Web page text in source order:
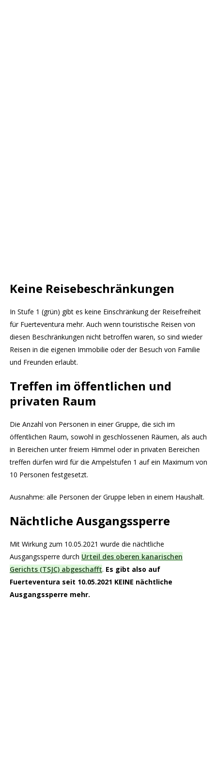
Keine Reisebeschränkungen
In Stufe 1 (grün) gibt es keine Einschränkung der Reisefreiheit
für Fuerteventura mehr. Auch wenn touristische Reisen von
diesen Beschränkungen nicht betroffen waren, so sind wieder
Reisen in die eigenen Immobilie oder der Besuch von Familie
und Freunden erlaubt.
Treffen im öffentlichen und
privaten Raum
Die Anzahl von Personen in einer Gruppe, die sich im
öffentlichen Raum, sowohl in geschlossenen Räumen, als auch
in Bereichen unter freiem Himmel oder in privaten Bereichen
treffen dürfen wird für die Ampelstufen 1 auf ein Maximum von
10 Personen festgesetzt.
Ausnahme: alle Personen der Gruppe leben in einem Haushalt.
Nächtliche Ausgangssperre
Mit Wirkung zum 10.05.2021 wurde die nächtliche
Ausgangssperre durch Urteil des oberen kanarischen
Gerichts (TSJC) abgeschafft. Es gibt also auf
Fuerteventura seit 10.05.2021 KEINE nächtliche
Ausgangssperre mehr.